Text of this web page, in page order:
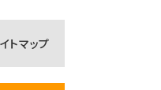
トマップ